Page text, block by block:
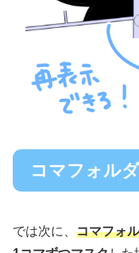
コマフォル
では次に、 コマフォ